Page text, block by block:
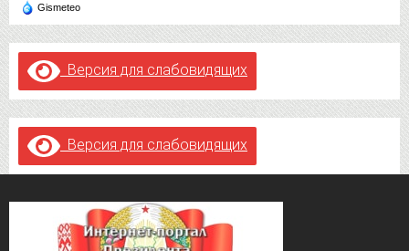
Gismeteo
Версия для слабовидящих
Версия для слабовидящих